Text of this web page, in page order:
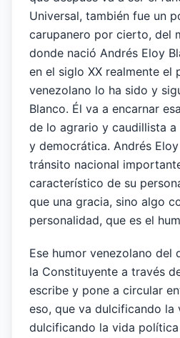
Universal, también fue un
carupanero por cierto, del
donde nació Andrés Eloy
en el siglo XX realmente el
venezolano lo ha sido y
Blanco. Él va a encarnar
de lo agrario y caudillista a
y democrática. Andrés
tránsito nacional
característico de su
que una gracia, sino algo
personalidad, que es el
Ese humor venezolano del
la Constituyente a través
escribe y pone a circular
eso, que va dulcificando la
dulcificando la vida